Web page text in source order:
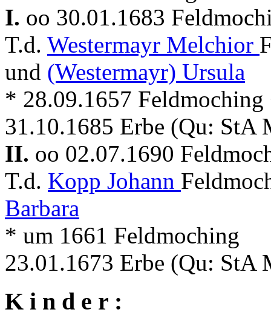
I. oo 30.01.1683
T.d. Westermayr Melchior
und (Westermayr) Ursula
* 28.09.1657
31.10.1685 Erbe (Qu: StA
II. oo 02.07.1690
T.d. Kopp Johann
Barbara
* um 1661 Feldmoching
23.01.1673 Erbe (Qu: StA
K i n d e r :